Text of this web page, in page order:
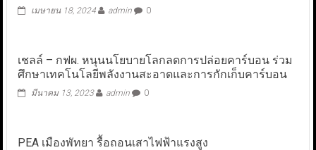
เมษายน 18, 2024 admin 0
เชลล์ – กฟผ. หนุนนโยบายโลกลดการปล่อยคาร์บอน ร่วม
ศึกษาเทคโนโลยีพลังงานสะอาดและการกักเก็บคาร์บอน
มีนาคม 13, 2023 admin 0
PEA เมืองพัทยา รื้อถอนเสาไฟฟ้าแรงสูง